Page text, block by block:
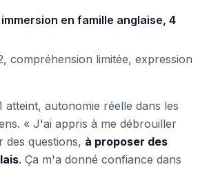
en famille anglaise, 4
compréhension limitée, expression
atteint, autonomie réelle dans les
« J'ai appris à me débrouiller
des questions, à proposer des
. Ça m'a donné confiance dans